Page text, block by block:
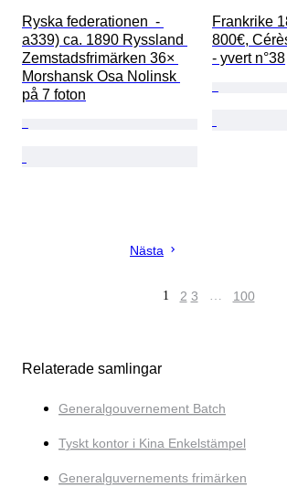
Ryska federationen  -
a339) ca. 1890 Ryssland
Zemstadsfrimärken 36×
Morshansk Osa Nolinsk
på 7 foton
Frankrike
800€,
- yvert n°38
Nästa
1 2 3 … 100
Relaterade samlingar
Generalgouvernement Batch
Tyskt kontor i Kina Enkelstämpel
Generalguvernements frimärken